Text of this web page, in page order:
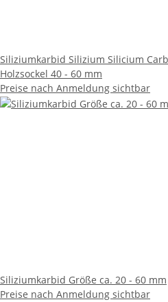
Siliziumkarbid Silizium Silicium
Holzsockel 40 - 60 mm
Preise nach Anmeldung sichtbar
Siliziumkarbid Größe ca. 20 - 60 mm
Preise nach Anmeldung sichtbar